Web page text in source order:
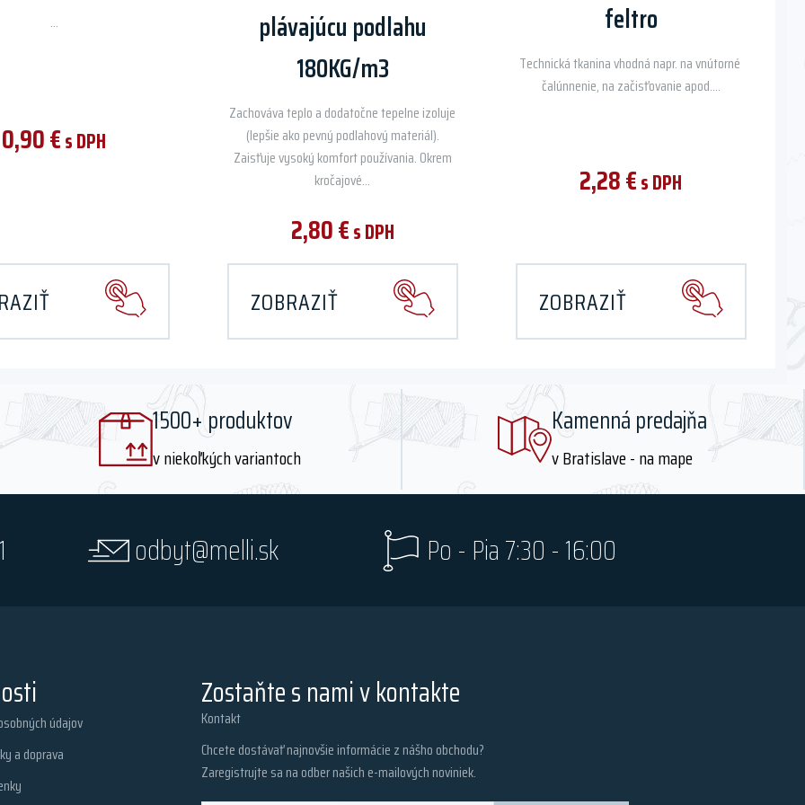
...
0,90€s DPH
plávajúcu podlahu
180KG/m3
Zachováva teplo a dodatočne tepelne izoluje
(lepšie ako pevný podlahový materiál).
Zaisťuje vysoký komfort používania. Okrem
kročajové...
2,80€s DPH
ZOBRAZIŤ
feltro
Technická tkanina vhodná napr. na vnútorné
čalúnnenie, na začisťovanie apod....
2,28€s DPH
ZOBRAZIŤ
1500+ produktov
v niekoľkých variantoch
Kamenná predajňa
v Bratislave - na mape
odbyt@melli.sk Po - Pia 7:30 - 16:00
údajov
a doprava
Zostaňte s nami v kontakte
Kontakt
Chcete dostávať najnovšie informácie z nášho obchodu?
Zaregistrujte sa na odber našich e-mailových noviniek.